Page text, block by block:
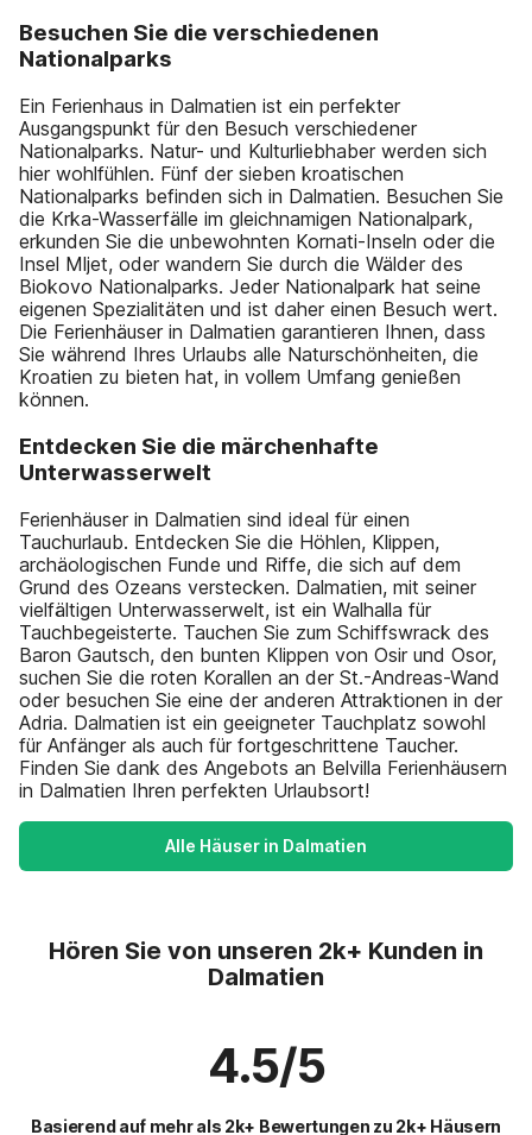
Besuchen Sie die verschiedenen
Nationalparks
Ein Ferienhaus in Dalmatien ist ein perfekter
Ausgangspunkt für den Besuch verschiedener
Nationalparks. Natur- und Kulturliebhaber werden sich
hier wohlfühlen. Fünf der sieben kroatischen
Nationalparks befinden sich in Dalmatien. Besuchen Sie
die Krka-Wasserfälle im gleichnamigen Nationalpark,
erkunden Sie die unbewohnten Kornati-Inseln oder die
Insel Mljet, oder wandern Sie durch die Wälder des
Biokovo Nationalparks. Jeder Nationalpark hat seine
eigenen Spezialitäten und ist daher einen Besuch wert.
Die Ferienhäuser in Dalmatien garantieren Ihnen, dass
Sie während Ihres Urlaubs alle Naturschönheiten, die
Kroatien zu bieten hat, in vollem Umfang genießen
können.
Entdecken Sie die märchenhafte
Unterwasserwelt
Ferienhäuser in Dalmatien sind ideal für einen
Tauchurlaub. Entdecken Sie die Höhlen, Klippen,
archäologischen Funde und Riffe, die sich auf dem
Grund des Ozeans verstecken. Dalmatien, mit seiner
vielfältigen Unterwasserwelt, ist ein Walhalla für
Tauchbegeisterte. Tauchen Sie zum Schiffswrack des
Baron Gautsch, den bunten Klippen von Osir und Osor,
suchen Sie die roten Korallen an der St.-Andreas-Wand
oder besuchen Sie eine der anderen Attraktionen in der
Adria. Dalmatien ist ein geeigneter Tauchplatz sowohl
für Anfänger als auch für fortgeschrittene Taucher.
Finden Sie dank des Angebots an Belvilla Ferienhäusern
in Dalmatien Ihren perfekten Urlaubsort!
Alle Häuser in Dalmatien
Hören Sie von unseren 2k+ Kunden in
Dalmatien
4.5/5
Basierend auf mehr als 2k+ Bewertungen zu 2k+ Häusern